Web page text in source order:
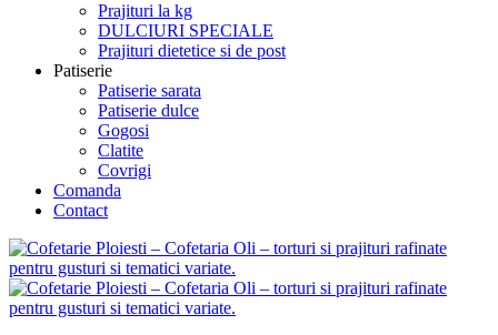
Prajituri la kg
DULCIURI SPECIALE
Prajituri dietetice si de post
Patiserie
Patiserie sarata
Patiserie dulce
Gogosi
Clatite
Covrigi
Comanda
Contact